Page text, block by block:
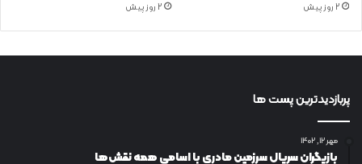
2 روز پیش 2 روز پیش
پربازدیدترین پست ها
مهر ۱۲, ۱۴۰۲
بازیگران سریال سرزمین مادری با اسامی همه نقش‌ها